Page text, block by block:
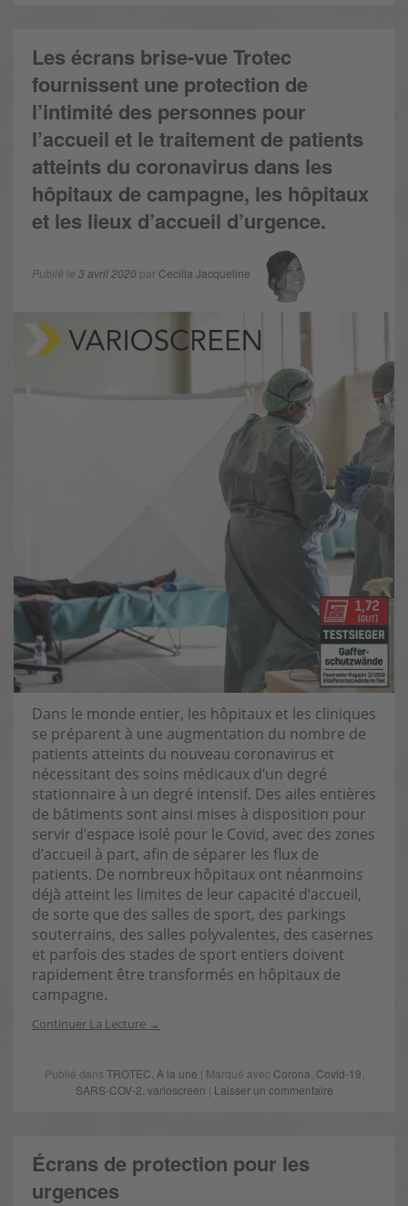
Les écrans brise-vue Trotec
fournissent une protection de
l’intimité des personnes pour
l’accueil et le traitement de patients
atteints du coronavirus dans les
hôpitaux de campagne, les hôpitaux
et les lieux d’accueil d’urgence.
Publié le 3 avril 2020 par Cecilia Jacqueline
Dans le monde entier, les hôpitaux et les cliniques
se préparent à une augmentation du nombre de
patients atteints du nouveau coronavirus et
nécessitant des soins médicaux d’un degré
stationnaire à un degré intensif. Des ailes entières
de bâtiments sont ainsi mises à disposition pour
servir d’espace isolé pour le Covid, avec des zones
d’accueil à part, afin de séparer les flux de
patients. De nombreux hôpitaux ont néanmoins
déjà atteint les limites de leur capacité d’accueil,
de sorte que des salles de sport, des parkings
souterrains, des salles polyvalentes, des casernes
et parfois des stades de sport entiers doivent
rapidement être transformés en hôpitaux de
campagne.
Continuer La Lecture
Publié dans TROTEC À la une | Marqué avec Corona Covid-19
SARS-COV-2 varioscreen | Laisser un commentaire
Écrans de protection pour les
urgences